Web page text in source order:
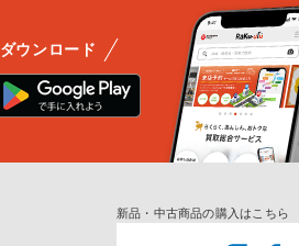
ウンロード
新品・中古商品の購入はこちら